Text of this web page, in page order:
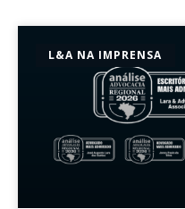
L&A NA IMPRENSA